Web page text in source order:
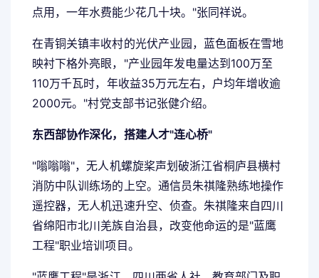
点用，一年水费能少花几十块。"张同祥说。
在青铜关镇丰收村的光伏产业园，蓝色面板在雪地
映衬下格外亮眼，"产业园年发电量达到100万至
110万千瓦时，年收益35万元左右，户均年增收逾
2000元。"村党支部书记张健介绍。
东西部协作深化，搭建人才"连心桥"
"嗡嗡嗡"，无人机螺旋桨声划破浙江省桐庐县横村
消防中队训练场的上空。通信员朱祺隆熟练地操作
遥控器，无人机迅速升空、侦查。朱祺隆来自四川
省绵阳市北川羌族自治县，改变他命运的是"蓝鹰
工程"职业培训项目。